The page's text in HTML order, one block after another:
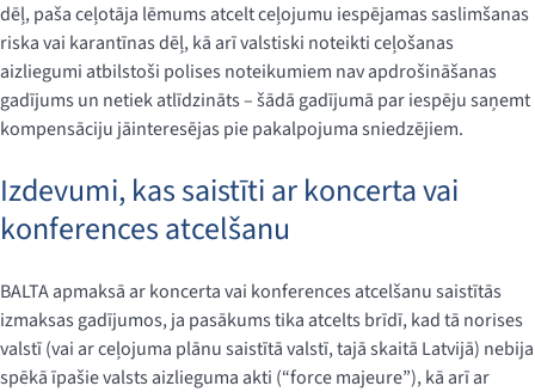
dēļ, paša ceļotāja lēmums atcelt ceļojumu iespējamas saslimšanas
riska vai karantīnas dēļ, kā arī valstiski noteikti ceļošanas
aizliegumi atbilstoši polises noteikumiem nav apdrošināšanas
gadījums un netiek atlīdzināts – šādā gadījumā par iespēju saņemt
kompensāciju jāinteresējas pie pakalpojuma sniedzējiem.
Izdevumi, kas saistīti ar koncerta vai
konferences atcelšanu
BALTA apmaksā ar koncerta vai konferences atcelšanu saistītās
izmaksas gadījumos, ja pasākums tika atcelts brīdī, kad tā norises
valstī (vai ar ceļojuma plānu saistītā valstī, tajā skaitā Latvijā) nebija
spēkā īpašie valsts aizlieguma akti (“force majeure”), kā arī ar